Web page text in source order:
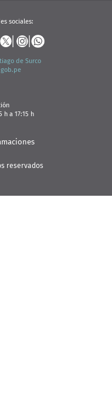
sociales:
de Surco
h a 17:15 h
reservados